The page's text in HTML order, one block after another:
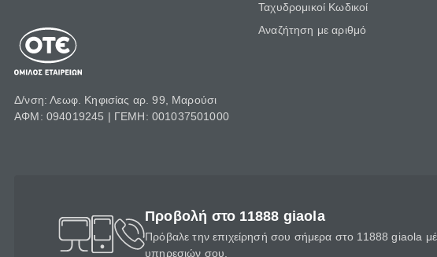
Δ/νση: Λεωφ. Κηφισίας αρ. 99, Μαρούσι
ΑΦΜ: 094019245 | ΓΕΜΗ: 001037501000
Ταχυδρομικοί Κωδικοί
Αναζήτηση με αριθμό
Προβολή στο 11888 giaola
Πρόβαλε την επιχείρησή σου σήμερα στο 11888 giaola
υπηρεσιών σου.